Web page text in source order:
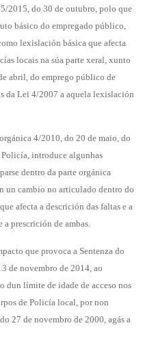
2015, do 30 de outubro, polo que
básico do empregado público,
lexislación básica que afecta
locais na súa parte xeral, xunto
abril, do emprego público de
da Lei 4/2007 a aquela lexislación
4/2010, do 20 de maio, do
introduce algunhas
dentro da parte orgánica
un cambio no articulado dentro do
afecta a descrición das faltas e a
a prescrición de ambas.
que provoca a Sentenza do
de novembro de 2014, ao
dun límite de idade de acceso nos
de Policía local, por non
27 de novembro de 2000, agás a